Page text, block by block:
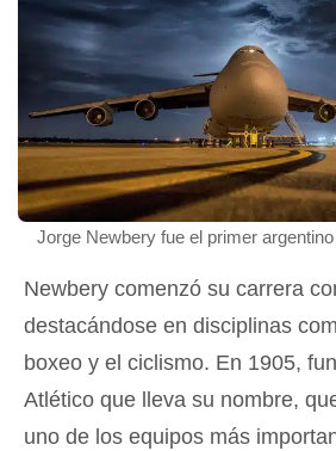
Jorge Newbery fue el primer
Newbery comenzó su carrera
destacándose en disciplinas
boxeo y el ciclismo. En 1905,
Atlético que lleva su nombre,
uno de los equipos más